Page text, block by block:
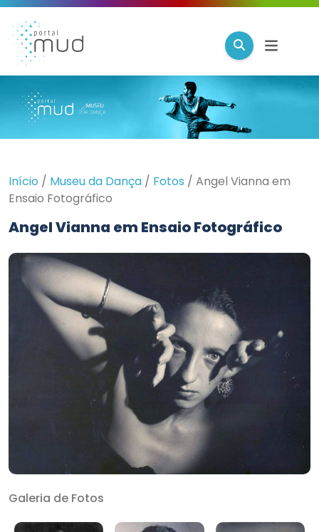
Início / Museu da Dança / Fotos / Angel Vianna em
Ensaio Fotográfico
Angel Vianna em Ensaio Fotográfico
Galeria de Fotos